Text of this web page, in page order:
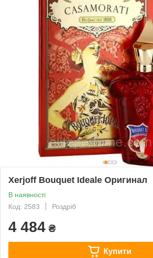
Xerjoff Bouquet Ideale Оригинал
В наявності
Код: 2583
Роздріб
4 484 ₴
Купити